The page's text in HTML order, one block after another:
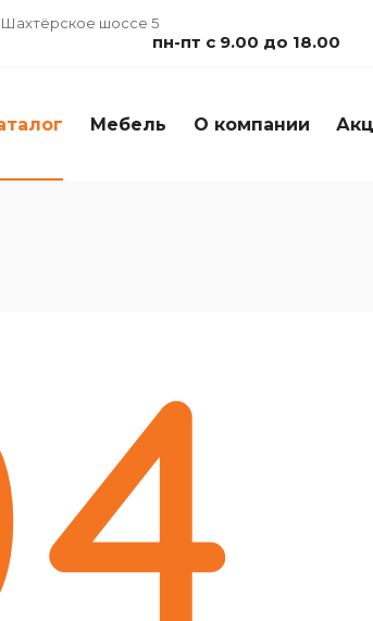
Шахтёрское шоссе 5
пн-пт с 9.00 до 18.00
Мебель О компании